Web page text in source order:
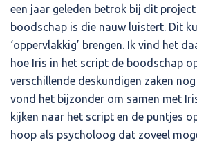
een jaar geleden betrok bij dit
boodschap is die nauw luistert. Dit
‘oppervlakkig’ brengen. Ik vind het
hoe Iris in het script de boodschap
verschillende deskundigen zaken
vond het bijzonder om samen met
kijken naar het script en de puntjes
hoop als psycholoog dat zoveel